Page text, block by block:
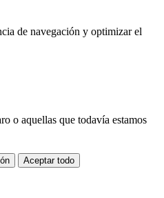
de navegación y optimizar el
o aquellas que todavía estamos
Aceptar todo